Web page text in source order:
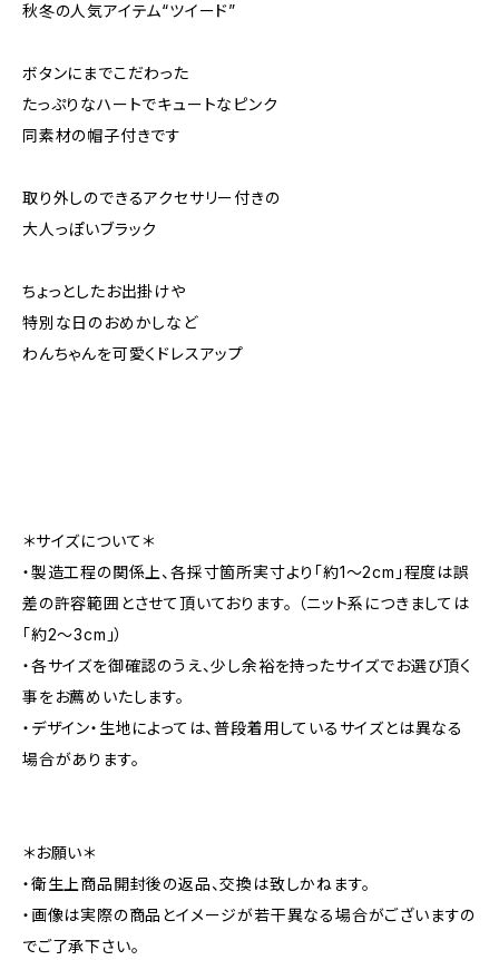
秋冬の人気アイテム“ツイード”
ボタンにまでこだわった
たっぷりなハートでキュートなピンク
同素材の帽子付きです
取り外しのできるアクセサリー付きの
大人っぽいブラック
ちょっとしたお出掛けや
特別な日のおめかしなど
わんちゃんを可愛くドレスアップ
＊サイズについて＊
・製造工程の関係上、各採寸箇所実寸より「約1～2cm」程度は誤
差の許容範囲とさせて頂いております。 （ニット系につきましては
「約2～3cm」）
・各サイズを御確認のうえ、少し余裕を持ったサイズでお選び頂く
事をお薦めいたします。
・デザイン・生地によっては、普段着用しているサイズとは異なる
場合があります。
＊お願い＊
・衛生上商品開封後の返品、交換は致しかねます。
・画像は実際の商品とイメージが若干異なる場合がございますの
でご了承下さい。